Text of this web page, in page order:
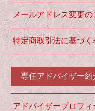
メールアドレス変更の
特定商取引法に基づく
専任アドバイザー紹
アドバイザープロフィ